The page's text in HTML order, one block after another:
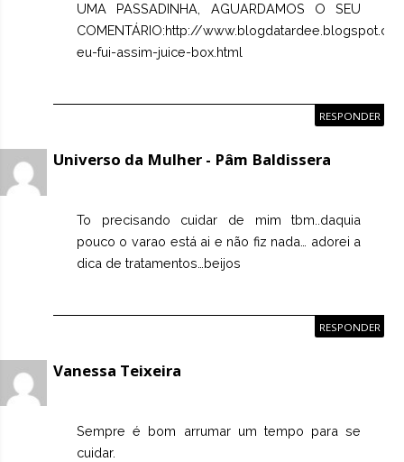
UMA PASSADINHA, AGUARDAMOS O SEU
COMENTÁRIO:http://
eu-fui-assim-juice-box.html
RESPONDER
Universo da Mulher - Pâm Baldissera
To precisando cuidar de mim tbm..daquia
pouco o varao está ai e não fiz nada… adorei a
dica de tratamentos…beijos
RESPONDER
Vanessa Teixeira
Sempre é bom arrumar um tempo para se
cuidar.